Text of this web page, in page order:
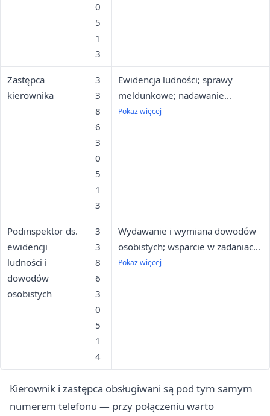
0
5
1
3
Zastępca
kierownika
3
3
8
6
3
0
5
1
3
Ewidencja ludności; sprawy
meldunkowe; nadawanie
numerów PESEL
Pokaż więcej
Podinspektor ds.
ewidencji
ludności i
dowodów
osobistych
3
3
8
6
3
0
5
1
4
Wydawanie i wymiana dowodów
osobistych; wsparcie w zadaniach
USC
Pokaż więcej
Kierownik i zastępca obsługiwani są pod tym samym
numerem telefonu — przy połączeniu warto